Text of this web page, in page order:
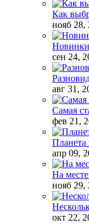
Как
нояб 28,
сен 24,
авг 31,
Самая
фев 21,
Планета
апр 09,
На
нояб 29,
окт 22,